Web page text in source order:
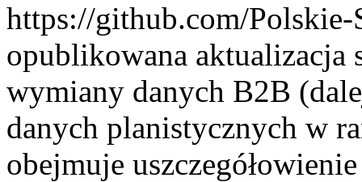
https://github.com/Polskie-
opublikowana aktualizacja
wymiany danych B2B
danych planistycznych w
obejmuje